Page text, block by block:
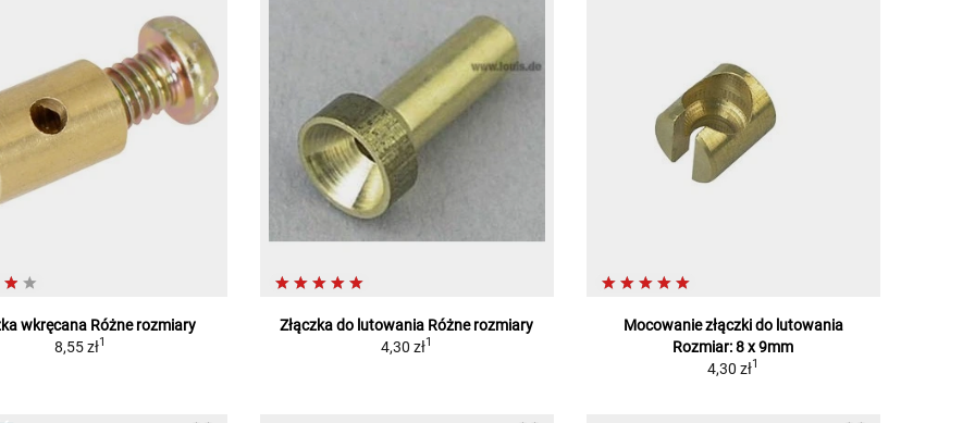
wkręcana Różne rozmiary
8,55 zł1
Złączka do lutowania Różne rozmiary
4,30 zł1
Mocowanie złączki do lutowania
Rozmiar: 8 x 9mm
4,30 zł1